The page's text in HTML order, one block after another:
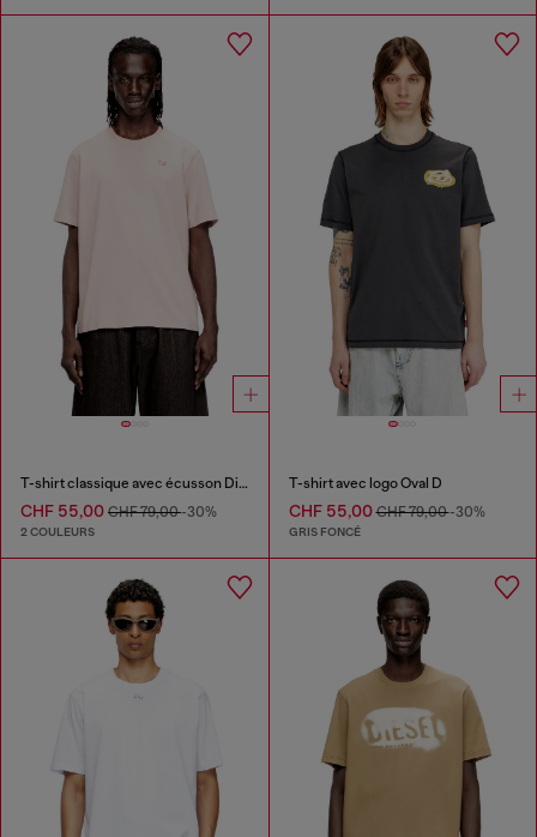
T-shirt classique avec écusson Diesel et imprimé photo
CHF 55,00 CHF 79,00-30%
2 COULEURS
T-shirt avec logo Oval D
CHF 55,00CHF 79,00-30%
GRIS FONCÉ